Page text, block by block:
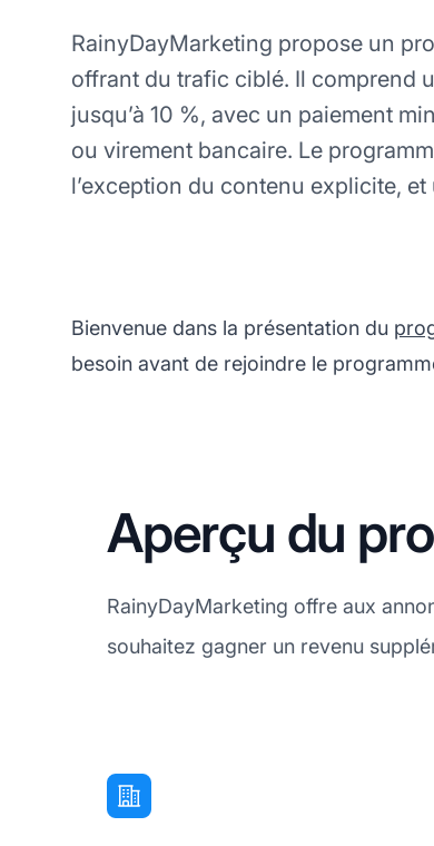
RainyDayMarketing propose un
offrant du trafic ciblé. Il comprend
jusqu’à 10 %, avec un paiement
ou virement bancaire. Le
l’exception du contenu explicite,
Bienvenue dans la présentation du
besoin avant de rejoindre le
Aperçu du
RainyDayMarketing offre aux
souhaitez gagner un revenu